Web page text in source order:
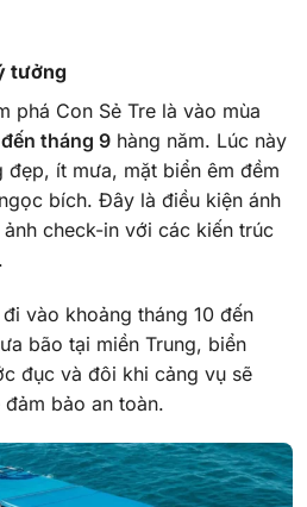
tưởng
phá Con Sẻ Tre là vào mùa
tháng 9 hàng năm. Lúc này
đẹp, ít mưa, mặt biển êm đềm
bích. Đây là điều kiện ánh
check-in với các kiến trúc
đi vào khoảng tháng 10 đến
bão tại miền Trung, biển
đục và đôi khi cảng vụ sẽ
bảo an toàn.